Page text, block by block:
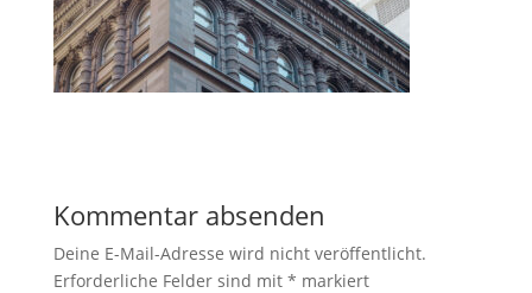
Kommentar absenden
Deine E-Mail-Adresse wird nicht veröffentlicht.
Erforderliche Felder sind mit * markiert